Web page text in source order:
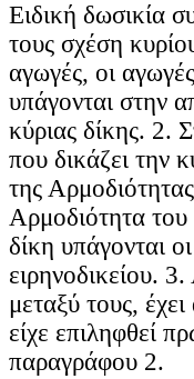
Ειδική δωσικία
τους σχέση
αγωγές, οι
υπάγονται στην
κύριας δίκης. 2.
που δικάζει την
της
Αρμοδιότητα του
δίκη υπάγονται
ειρηνοδικείου.
μεταξύ τους,
είχε επιληφθεί
παραγράφου 2.